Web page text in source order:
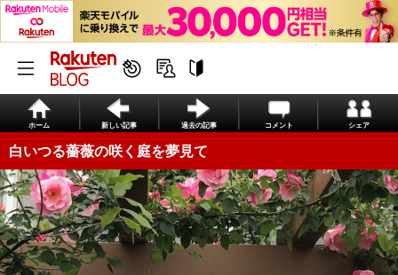
ホーム 新しい記事 過去の記事 コメント シェア
白いつる薔薇の咲く庭を夢見て